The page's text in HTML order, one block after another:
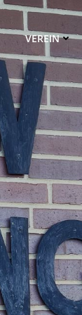
VEREIN